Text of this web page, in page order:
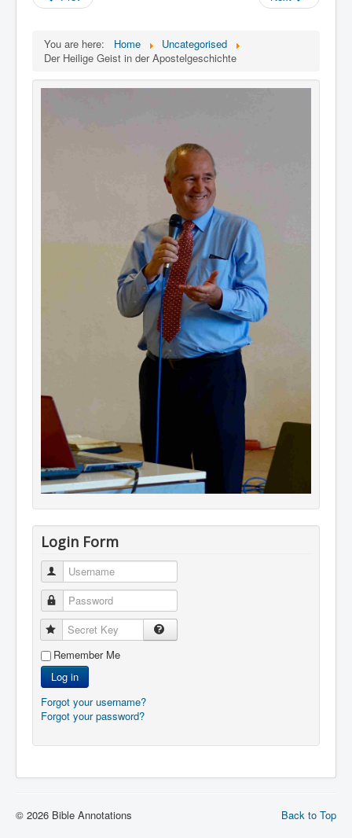
You are here: Home
Uncategorised
Der Heilige Geist in der Apostelgeschichte
Login Form
Username
Password
Secret Key
Remember Me
Log in
Forgot your username?
Forgot your password?
Back to Top
© 2026 Bible Annotations